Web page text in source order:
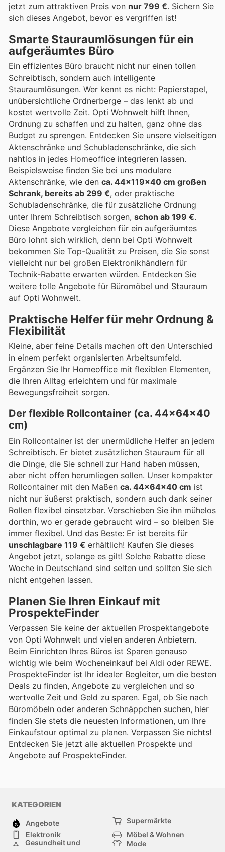
jetzt zum attraktiven Preis von nur 799 €. Sichern Sie
sich dieses Angebot, bevor es vergriffen ist!
Smarte Stauraumlösungen für ein
aufgeräumtes Büro
Ein effizientes Büro braucht nicht nur einen tollen
Schreibtisch, sondern auch intelligente
Stauraumlösungen. Wer kennt es nicht: Papierstapel,
unübersichtliche Ordnerberge – das lenkt ab und
kostet wertvolle Zeit. Opti Wohnwelt hilft Ihnen,
Ordnung zu schaffen und zu halten, ganz ohne das
Budget zu sprengen. Entdecken Sie unsere vielseitigen
Aktenschränke und Schubladenschränke, die sich
nahtlos in jedes Homeoffice integrieren lassen.
Beispielsweise finden Sie bei uns modulare
Aktenschränke, wie den ca. 44x119x40 cm großen
Schrank, bereits ab 299 €, oder praktische
Schubladenschränke, die für zusätzliche Ordnung
unter Ihrem Schreibtisch sorgen, schon ab 199 €.
Diese Angebote vergleichen für ein aufgeräumtes
Büro lohnt sich wirklich, denn bei Opti Wohnwelt
bekommen Sie Top-Qualität zu Preisen, die Sie sonst
vielleicht nur bei großen Elektronikhändlern für
Technik-Rabatte erwarten würden. Entdecken Sie
weitere tolle Angebote für Büromöbel und Stauraum
auf Opti Wohnwelt.
Praktische Helfer für mehr Ordnung &
Flexibilität
Kleine, aber feine Details machen oft den Unterschied
in einem perfekt organisierten Arbeitsumfeld.
Ergänzen Sie Ihr Homeoffice mit flexiblen Elementen,
die Ihren Alltag erleichtern und für maximale
Bewegungsfreiheit sorgen.
Der flexible Rollcontainer (ca. 44x64x40
cm)
Ein Rollcontainer ist der unermüdliche Helfer an jedem
Schreibtisch. Er bietet zusätzlichen Stauraum für all
die Dinge, die Sie schnell zur Hand haben müssen,
aber nicht offen herumliegen sollen. Unser kompakter
Rollcontainer mit den Maßen ca. 44x64x40 cm ist
nicht nur äußerst praktisch, sondern auch dank seiner
Rollen flexibel einsetzbar. Verschieben Sie ihn mühelos
dorthin, wo er gerade gebraucht wird – so bleiben Sie
immer flexibel. Und das Beste: Er ist bereits für
unschlagbare 119 € erhältlich! Kaufen Sie dieses
Angebot jetzt, solange es gilt! Solche Rabatte diese
Woche in Deutschland sind selten und sollten Sie sich
nicht entgehen lassen.
Planen Sie Ihren Einkauf mit
ProspekteFinder
Verpassen Sie keine der aktuellen Prospektangebote
von Opti Wohnwelt und vielen anderen Anbietern.
Beim Einrichten Ihres Büros ist Sparen genauso
wichtig wie beim Wocheneinkauf bei Aldi oder REWE.
ProspekteFinder ist Ihr idealer Begleiter, um die besten
Deals zu finden, Angebote zu vergleichen und so
wertvolle Zeit und Geld zu sparen. Egal, ob Sie nach
Büromöbeln oder anderen Schnäppchen suchen, hier
finden Sie stets die neuesten Informationen, um Ihre
Einkaufstour optimal zu planen. Verpassen Sie nichts!
Entdecken Sie jetzt alle aktuellen Prospekte und
Angebote auf ProspekteFinder.
KATEGORIEN
Angebote
Supermärkte
Elektronik
Möbel & Wohnen
Gesundheit und
Mode